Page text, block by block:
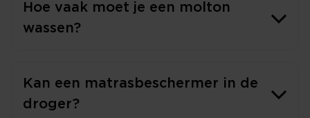
Hoe vaak moet je een molton
wassen?
Kan een matrasbeschermer in de
droger?